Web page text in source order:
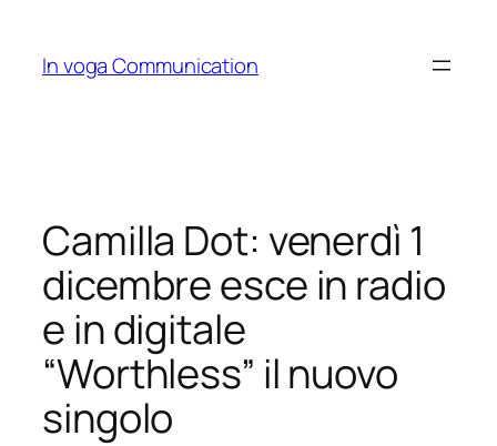
content
In voga Communication
Camilla Dot: venerdì 1
dicembre esce in radio
e in digitale
“Worthless” il nuovo
singolo